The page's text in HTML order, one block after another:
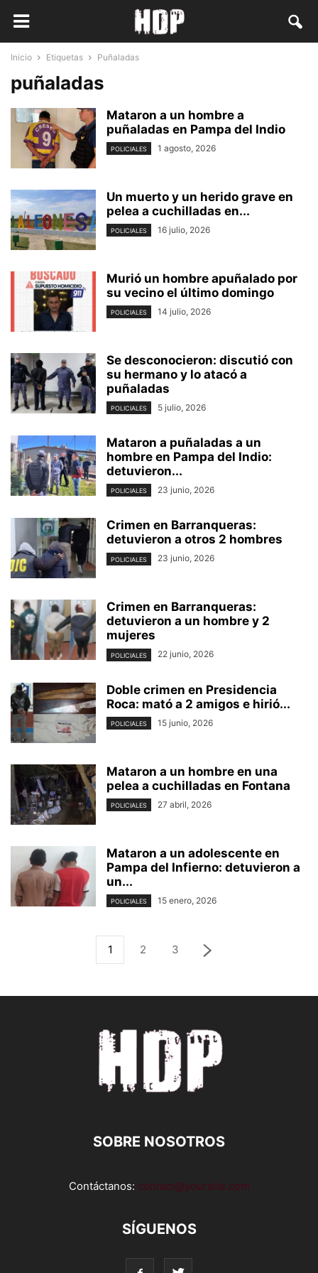
Inicio Etiquetas Puñaladas
puñaladas
Mataron a un hombre a
puñaladas en Pampa del Indio
POLICIALES 1 agosto, 2026
Un muerto y un herido grave en
pelea a cuchilladas en...
POLICIALES 16 julio, 2026
Murió un hombre apuñalado por
su vecino el último domingo
POLICIALES 14 julio, 2026
Se desconocieron: discutió con
su hermano y lo atacó a
puñaladas
POLICIALES 5 julio, 2026
Mataron a puñaladas a un
hombre en Pampa del Indio:
detuvieron...
POLICIALES 23 junio, 2026
Crimen en Barranqueras:
detuvieron a otros 2 hombres
POLICIALES 23 junio, 2026
Crimen en Barranqueras:
detuvieron a un hombre y 2
mujeres
POLICIALES 22 junio, 2026
Doble crimen en Presidencia
Roca: mató a 2 amigos e hirió...
POLICIALES 15 junio, 2026
Mataron a un hombre en una
pelea a cuchilladas en Fontana
POLICIALES 27 abril, 2026
Mataron a un adolescente en
Pampa del Infierno: detuvieron a
un...
POLICIALES 15 enero, 2026
1 2 3
SOBRE NOSOTROS
Contáctanos: contact@yoursite.com
SÍGUENOS